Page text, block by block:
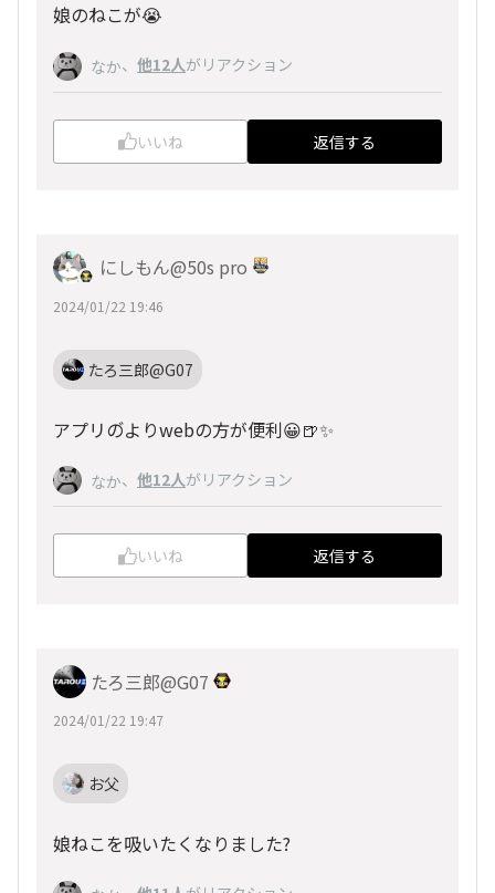
娘のねこが😭
なか、 他12人がリアクション
いいね 返信する
にしもん@50s pro
2024/01/22 19:46
たろ三郎@G07
アプリの゙よりwebの方が便利😀🍺✨
なか、 他12人がリアクション
いいね 返信する
たろ三郎@G07
2024/01/22 19:47
お父
娘ねこを吸いたくなりました?